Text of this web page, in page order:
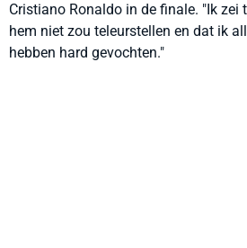
Cristiano Ronaldo in de finale. "Ik zei
hem niet zou teleurstellen en dat ik
hebben hard gevochten."